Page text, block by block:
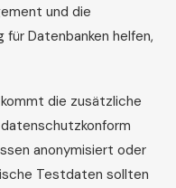
und die
Datenbanken helfen,
die zusätzliche
anonymisiert oder
Testdaten sollten